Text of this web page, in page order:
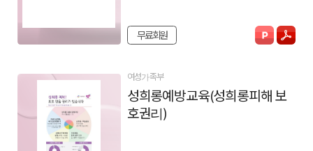
무료회원
여성가족부
성희롱예방교육(성희롱피해 보
호권리)